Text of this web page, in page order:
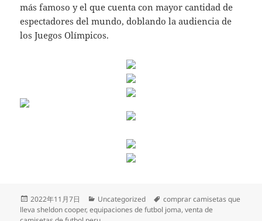
más famoso y el que cuenta con mayor cantidad de
espectadores del mundo, doblando la audiencia de
los Juegos Olímpicos.
Publicado
el
2022年11月7日 Categorías
Uncategorized Etiquetas
comprar camisetas que
lleva sheldon cooper,equipaciones de futbol joma,venta de